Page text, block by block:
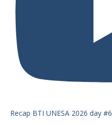
Recap BTI UNESA 2026 day #6